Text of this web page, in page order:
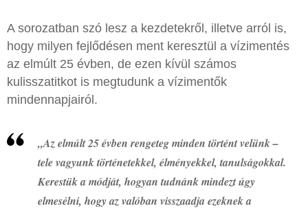
A sorozatban szó lesz a kezdetekről, illetve arról is,
hogy milyen fejlődésen ment keresztül a vízimentés
az elmúlt 25 évben, de ezen kívül számos
kulisszatitkot is megtudunk a vízimentők
mindennapjairól.
„Az elmúlt 25 évben rengeteg minden történt velünk –
tele vagyunk történetekkel, élményekkel, tanulságokkal.
Kerestük a módját, hogyan tudnánk mindezt úgy
elmesélni, hogy az valóban visszaadja ezeknek a